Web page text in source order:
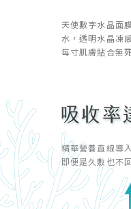
天使數字水晶面
水，透明水晶凍
每寸肌膚貼合無
精華營養直線導
即便是久敷也不